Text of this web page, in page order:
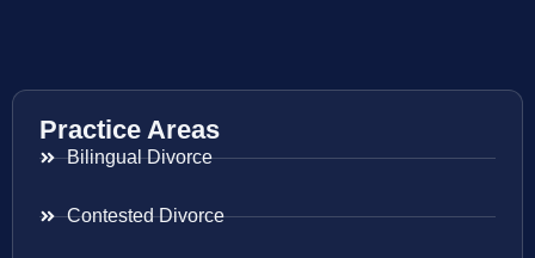
Practice Areas
Bilingual Divorce
Contested Divorce